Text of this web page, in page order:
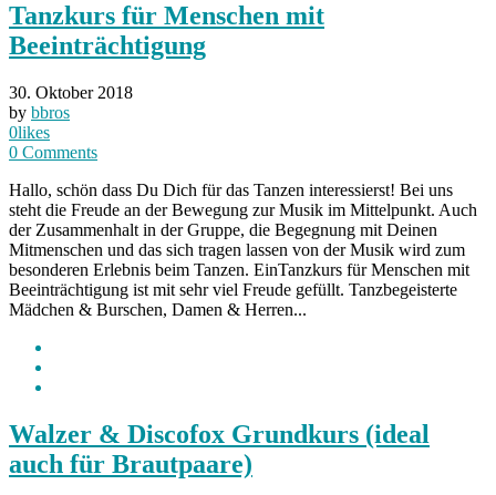
Tanzkurs für Menschen mit
Beeinträchtigung
30. Oktober 2018
by bbros
0likes
0 Comments
Hallo, schön dass Du Dich für das Tanzen interessierst! Bei uns
steht die Freude an der Bewegung zur Musik im Mittelpunkt. Auch
der Zusammenhalt in der Gruppe, die Begegnung mit Deinen
Mitmenschen und das sich tragen lassen von der Musik wird zum
besonderen Erlebnis beim Tanzen. EinTanzkurs für Menschen mit
Beeinträchtigung ist mit sehr viel Freude gefüllt. Tanzbegeisterte
Mädchen & Burschen, Damen & Herren...
Walzer & Discofox Grundkurs (ideal
auch für Brautpaare)